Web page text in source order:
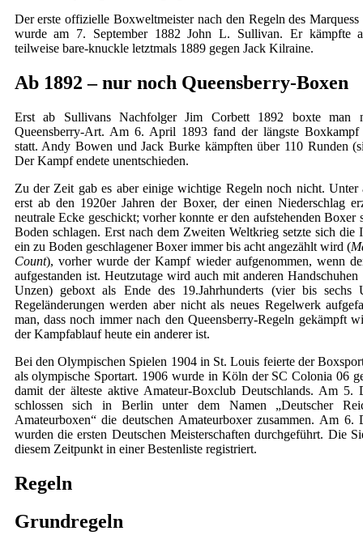
Der erste offizielle Boxweltmeister nach den Regeln des
wurde am 7. September 1882 John L. Sullivan. Er kämpfte
teilweise bare-knuckle letztmals 1889 gegen Jack Kilraine.
Ab 1892 – nur noch Queensberry-Boxen
Erst ab Sullivans Nachfolger Jim Corbett 1892 boxte man
Queensberry-Art. Am 6. April 1893 fand der längste Boxkampf
statt. Andy Bowen und Jack Burke kämpften über 110 Runden
Der Kampf endete unentschieden.
Zu der Zeit gab es aber einige wichtige Regeln noch nicht. Unter
erst ab den 1920er Jahren der Boxer, der einen Niederschlag
neutrale Ecke geschickt; vorher konnte er den aufstehenden Boxer
Boden schlagen. Erst nach dem Zweiten Weltkrieg setzte sich die
ein zu Boden geschlagener Boxer immer bis acht angezählt wird (
Count), vorher wurde der Kampf wieder aufgenommen, wenn
aufgestanden ist. Heutzutage wird auch mit anderen Handschuhen
Unzen) geboxt als Ende des 19.Jahrhunderts (vier bis sechs
Regeländerungen werden aber nicht als neues Regelwerk
man, dass noch immer nach den Queensberry-Regeln gekämpft
der Kampfablauf heute ein anderer ist.
Bei den Olympischen Spielen 1904 in St. Louis feierte der
als olympische Sportart. 1906 wurde in Köln der SC Colonia 06
damit der älteste aktive Amateur-Boxclub Deutschlands. Am 5.
schlossen sich in Berlin unter dem Namen „Deutscher
Amateurboxen“ die deutschen Amateurboxer zusammen. Am 6.
wurden die ersten Deutschen Meisterschaften durchgeführt. Die
diesem Zeitpunkt in einer Bestenliste registriert.
Regeln
Grundregeln